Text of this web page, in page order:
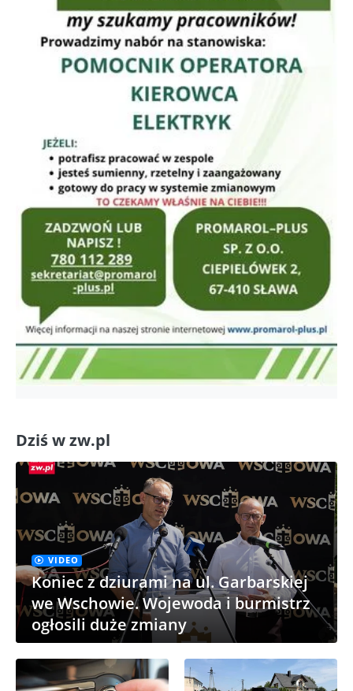
Dziś w zw.pl
VIDEO
Koniec z dziurami na ul. Garbarskiej
we Wschowie. Wojewoda i burmistrz
ogłosili duże zmiany